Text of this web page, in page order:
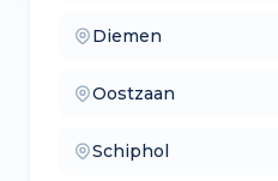
Diemen
— lokale makelaars
Oostzaan
— makelaars vergelijken
Schiphol
— verkoopmakelaars